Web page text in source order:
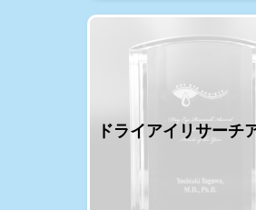
ドライアイリサーチ